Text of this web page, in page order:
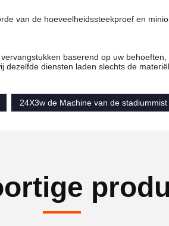
van de hoeveelheidssteekproef en
baserend op uw
dezelfde diensten laden slechts de
24X3w de Machine van de stadiummist